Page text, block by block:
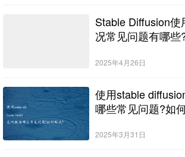
Stable Diffusion
况常见问题有哪些
2025年4月26日
使用stable
哪些常见问题?如
2025年3月31日